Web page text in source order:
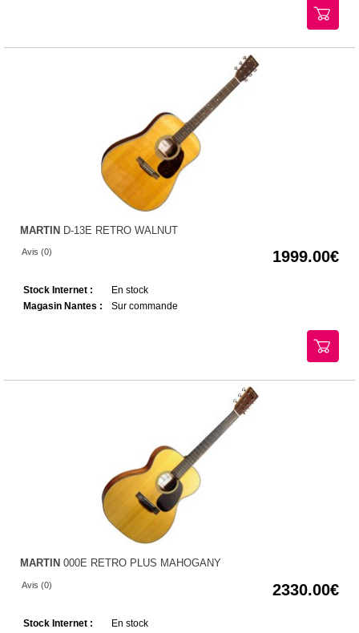
MARTIN D-13E RETRO WALNUT
Avis (0) 1999.00
Stock Internet :
En stock
Magasin Nantes :
Sur commande
MARTIN 000E RETRO PLUS MAHOGANY
Avis (0) 2330.00
Stock Internet :
En stock